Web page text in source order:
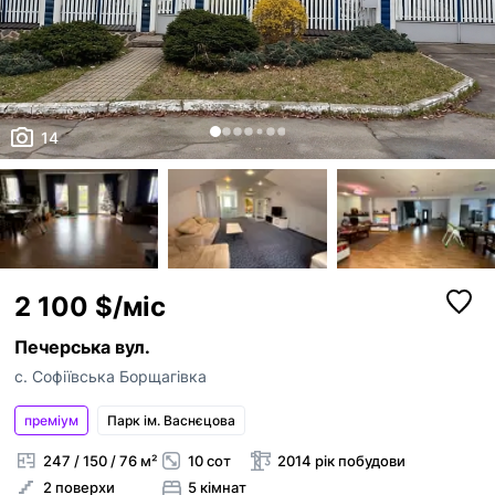
14
2 100 $/міс
Печерська вул.
с. Софіївська Борщагівка
преміум Парк ім. Васнєцова
247 / 150 / 76 м²
2 поверхи
10 сот
5 кімнат
2014 рік побудови